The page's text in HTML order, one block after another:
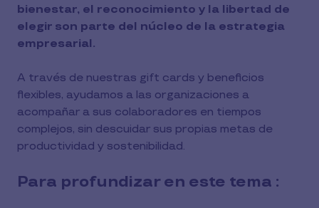
bienestar, el reconocimiento y la libertad de
elegir son parte del núcleo de la estrategia
empresarial.
A través de nuestras gift cards y beneficios
flexibles, ayudamos a las organizaciones a
acompañar a sus colaboradores en tiempos
complejos, sin descuidar sus propias metas de
productividad y sostenibilidad.
Para profundizar en este tema :